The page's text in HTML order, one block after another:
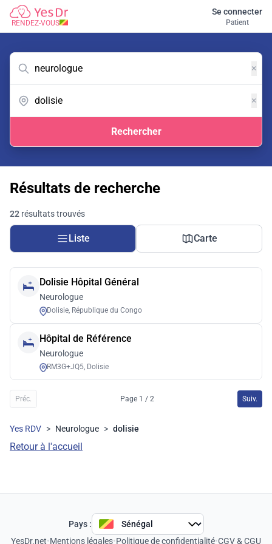
RENDEZ-VOUS
Se connecter
Patient
×
×
Rechercher
Résultats de recherche
22 résultats trouvés
Liste Carte
Dolisie Hôpital Général
Neurologue
Dolisie, République du Congo
Hôpital de Référence
Neurologue
RM3G+JQ5, Dolisie
Préc. Page 1 / 2 Suiv.
Yes RDV > Neurologue > dolisie
Retour à l'accueil
Pays :
YesDr.net•Mentions légales•Politique de confidentialité•CGV & CGU